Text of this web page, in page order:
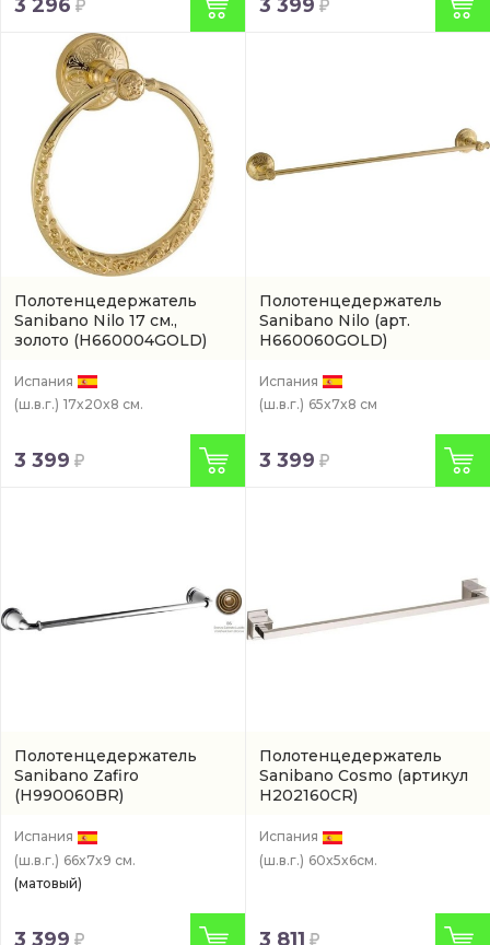
3 296 3 399
Полотенцедержатель
Sanibano Nilo 17 см.,
золото (H660004GOLD)
Испания
(ш.в.г.) 17x20x8 см.
3 399
Полотенцедержатель
Sanibano Nilo (арт.
H660060GOLD)
Испания
(ш.в.г.) 65x7x8 см
3 399
Полотенцедержатель
Sanibano Zafiro
(H990060BR)
Испания
(ш.в.г.) 66x7x9 см.
(матовый)
3 399
Полотенцедержатель
Sanibano Cosmo (артикул
H202160CR)
Испания
(ш.в.г.) 60x5x6см.
3 811